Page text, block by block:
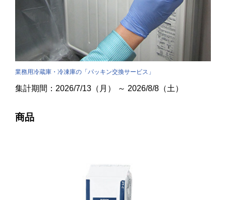
業務用冷蔵庫・冷凍庫の「パッキン交換サービス」
集計期間：2026/7/13（月） ～ 2026/8/8（土）
商品